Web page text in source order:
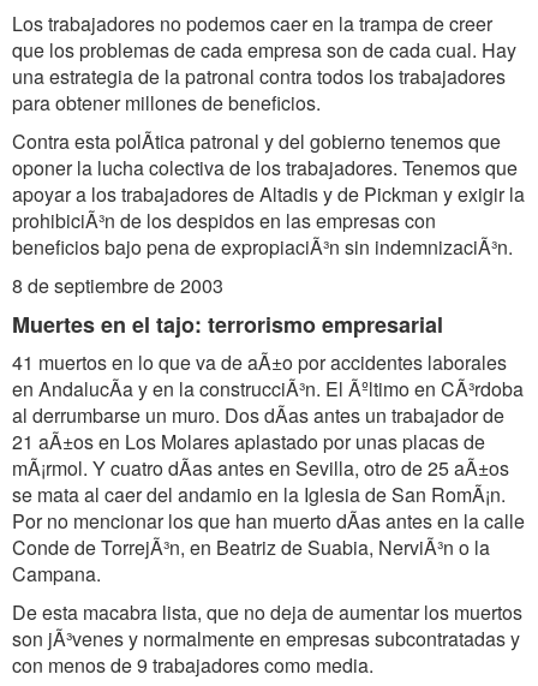
Los trabajadores no podemos caer en la trampa de creer
que los problemas de cada empresa son de cada cual. Hay
una estrategia de la patronal contra todos los trabajadores
para obtener millones de beneficios.
Contra esta polÃtica patronal y del gobierno tenemos que
oponer la lucha colectiva de los trabajadores. Tenemos que
apoyar a los trabajadores de Altadis y de Pickman y exigir la
prohibiciÃ³n de los despidos en las empresas con
beneficios bajo pena de expropiaciÃ³n sin indemnizaciÃ³n.
8 de septiembre de 2003
Muertes en el tajo: terrorismo empresarial
41 muertos en lo que va de aÃ±o por accidentes laborales
en AndalucÃa y en la construcciÃ³n. El Ãºltimo en CÃ³rdoba
al derrumbarse un muro. Dos dÃas antes un trabajador de
21 aÃ±os en Los Molares aplastado por unas placas de
mÃ¡rmol. Y cuatro dÃas antes en Sevilla, otro de 25 aÃ±os
se mata al caer del andamio en la Iglesia de San RomÃ¡n.
Por no mencionar los que han muerto dÃas antes en la calle
Conde de TorrejÃ³n, en Beatriz de Suabia, NerviÃ³n o la
Campana.
De esta macabra lista, que no deja de aumentar los muertos
son jÃ³venes y normalmente en empresas subcontratadas y
con menos de 9 trabajadores como media.